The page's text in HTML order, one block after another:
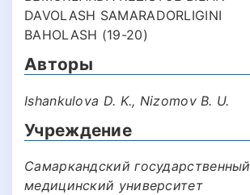
DAVOLASH SAMARADORLIGINI
BAHOLASH (19-20)
Авторы
Ishankulova D. K., Nizomov B. U.
Учреждение
Самаркандский государственный
медицинский университет